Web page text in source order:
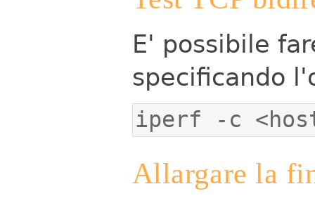
E' possibile
specificando
iperf -c
Allargare la